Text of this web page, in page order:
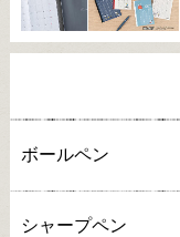
ボールペン
シャープペン